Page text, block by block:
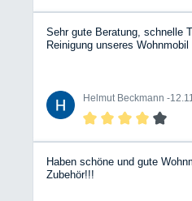
Sehr gute Beratung, schnelle
Reinigung unseres Wohnmobil
Helmut Beckmann -
Haben schöne und gute
Zubehör!!!